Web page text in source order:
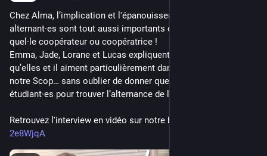
Chez Alma, l’implication et l'épanouissement de nos
alternant·es sont tout aussi importants que pour n’importe
quel·le coopérateur ou coopératrice !
Emma, Jade, Lorane et Lucas expliquent leurs missions, ce
qu’elles et il aiment particulièrement dans leur travail et dans
notre Scop… sans oublier de donner quelques conseils aux
étudiant·es pour trouver l’alternance de leur rêve 😉
Retrouvez l'interview en vidéo sur notre blog :
2e8WjqA